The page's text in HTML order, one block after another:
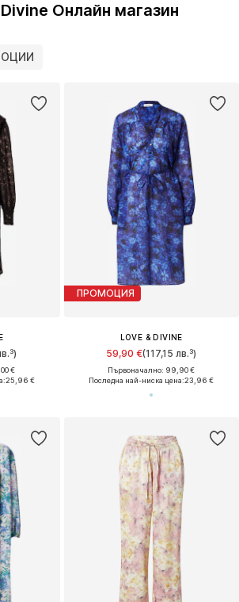
Онлайн магазин
€
25,96 €
ПРОМОЦИЯ
LOVE & DIVINE
59,90 €(117,15 лв.³)
Първоначално: 99,90 €
Последна най-ниска цена:23,96 €